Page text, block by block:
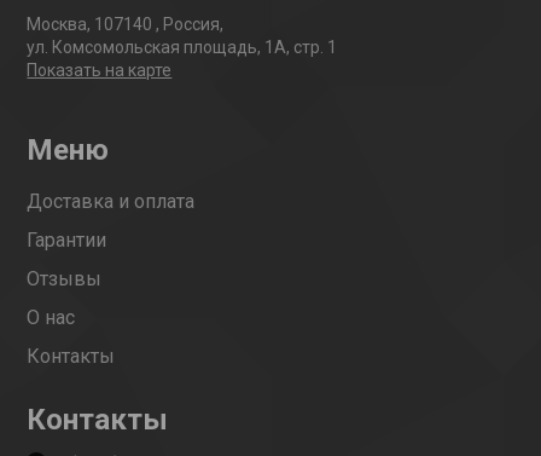
Москва, 107140 , Россия,
ул. Комсомольская площадь, 1А, стр. 1
Показать на карте
Меню
Доставка и оплата
Гарантии
Отзывы
О нас
Контакты
Контакты